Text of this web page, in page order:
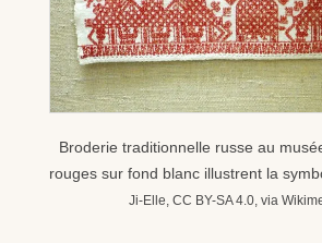
Broderie traditionnelle russe au
rouges sur fond blanc illustrent la
Ji-Elle, CC BY-SA 4.0, via